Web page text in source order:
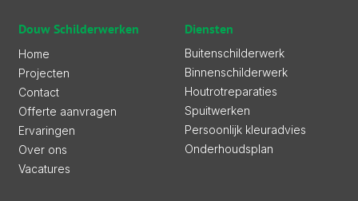
Douw Schilderwerken
Home
Projecten
Contact
Offerte aanvragen
Ervaringen
Over ons
Vacatures
Diensten
Buitenschilderwerk
Binnenschilderwerk
Houtrotreparaties
Spuitwerken
Persoonlijk kleuradvies
Onderhoudsplan